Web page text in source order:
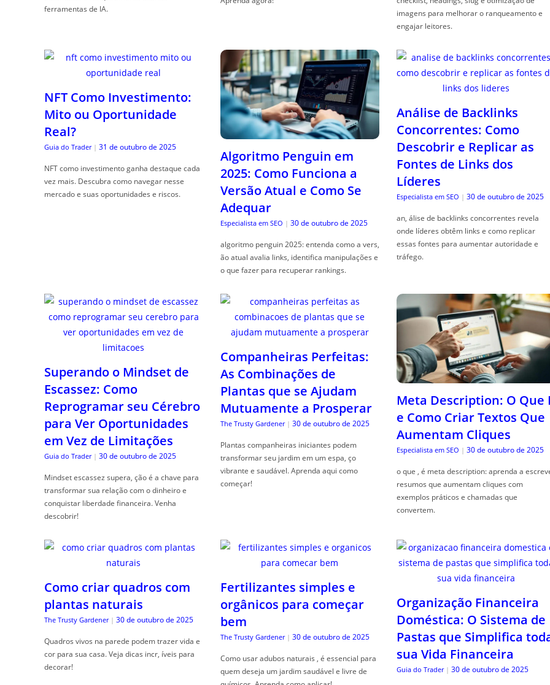
ferramentas de IA.
imagens para melhorar o ranqueamento e
engajar leitores.
NFT Como Investimento:
Mito ou Oportunidade
Real?
Guia do Trader | 31 de outubro de 2025
NFT como investimento ganha destaque cada
vez mais. Descubra como navegar nesse
mercado e suas oportunidades e riscos.
Algoritmo Penguin em
2025: Como Funciona a
Versão Atual e Como Se
Adequar
Especialista em SEO | 30 de outubro de 2025
algoritmo penguin 2025: entenda como a vers,
ão atual avalia links, identifica manipulações e
o que fazer para recuperar rankings.
Análise de Backlinks
Concorrentes: Como
Descobrir e Replicar as
Fontes de Links dos
Líderes
Especialista em SEO | 30 de outubro de 2025
an, álise de backlinks concorrentes revela
onde líderes obtêm links e como replicar
essas fontes para aumentar autoridade e
tráfego.
Superando o Mindset de
Escassez: Como
Reprogramar seu Cérebro
para Ver Oportunidades
em Vez de Limitações
Guia do Trader | 30 de outubro de 2025
Mindset escassez supera, ção é a chave para
transformar sua relação com o dinheiro e
conquistar liberdade financeira. Venha
descobrir!
Companheiras Perfeitas:
As Combinações de
Plantas que se Ajudam
Mutuamente a Prosperar
The Trusty Gardener | 30 de outubro de 2025
Plantas companheiras iniciantes podem
transformar seu jardim em um espa, ço
vibrante e saudável. Aprenda aqui como
começar!
Meta Description: O Que
e Como Criar Textos Que
Aumentam Cliques
Especialista em SEO | 30 de outubro de 2025
o que , é meta description: aprenda a
resumos que aumentam cliques com
exemplos práticos e chamadas que
convertem.
Como criar quadros com
plantas naturais
The Trusty Gardener | 30 de outubro de 2025
Quadros vivos na parede podem trazer vida e
cor para sua casa. Veja dicas incr, íveis para
decorar!
Fertilizantes simples e
orgânicos para começar
bem
The Trusty Gardener | 30 de outubro de 2025
Como usar adubos naturais , é essencial para
quem deseja um jardim saudável e livre de
Organização Financeira
Doméstica: O Sistema de
Pastas que Simplifica
sua Vida Financeira
Guia do Trader | 30 de outubro de 2025